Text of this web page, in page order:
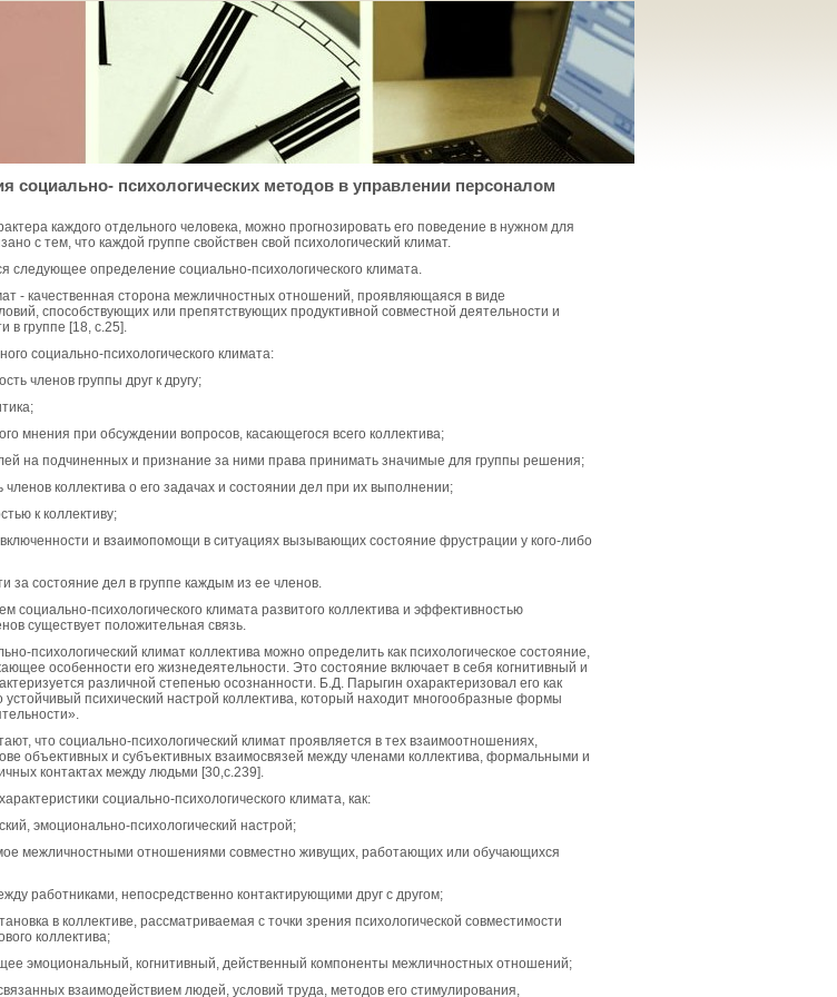
социально- психологических методов в управлении персоналом
каждого отдельного человека, можно прогнозировать его поведение в нужном для
с тем, что каждой группе свойствен свой психологический климат.
следующее определение социально-психологического климата.
- качественная сторона межличностных отношений, проявляющаяся в виде
способствующих или препятствующих продуктивной совместной деятельности и
в группе [18, c.25].
социально-психологического климата:
членов группы друг к другу;
мнения при обсуждении вопросов, касающегося всего коллектива;
на подчиненных и признание за ними права принимать значимые для группы решения;
коллектива о его задачах и состоянии дел при их выполнении;
к коллективу;
и взаимопомощи в ситуациях вызывающих состояние фрустрации у кого-либо
за состояние дел в группе каждым из ее членов.
социально-психологического климата развитого коллектива и эффективностью
существует положительная связь.
психологический климат коллектива можно определить как психологическое состояние,
особенности его жизнедеятельности. Это состояние включает в себя когнитивный и
различной степенью осознанности. Б.Д. Парыгин охарактеризовал его как
психический настрой коллектива, который находит многообразные формы
что социально-психологический климат проявляется в тех взаимоотношениях,
объективных и субъективных взаимосвязей между членами коллектива, формальными и
контактах между людьми [30,c.239].
социально-психологического климата, как:
эмоционально-психологический настрой;
межличностными отношениями совместно живущих, работающих или обучающихся
работниками, непосредственно контактирующими друг с другом;
в коллективе, рассматриваемая с точки зрения психологической совместимости
коллектива;
эмоциональный, когнитивный, действенный компоненты межличностных отношений;
взаимодействием людей, условий труда, методов его стимулирования,